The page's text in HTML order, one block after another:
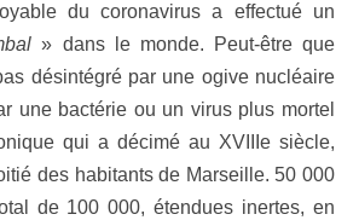
du coronavirus a effectué un
» dans le monde. Peut-être que
désintégré par une ogive nucléaire
une bactérie ou un virus plus mortel
qui a décimé au XVIIIe siècle,
des habitants de Marseille. 50 000
de 100 000, étendues inertes, en